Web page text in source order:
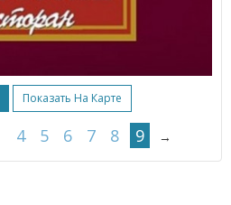
Показать На Карте
4 5 6 7 8 9 →